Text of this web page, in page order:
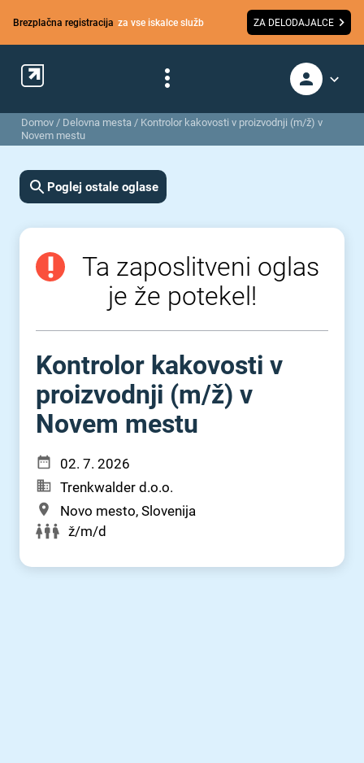
Brezplačna registracija za vse iskalce služb ZA DELODAJALCE
Domov / Delovna mesta / Kontrolor kakovosti v proizvodnji (m/ž) v
Novem mestu
Poglej ostale oglase
Ta zaposlitveni oglas
je že potekel!
Kontrolor kakovosti v
proizvodnji (m⁠/⁠ž) v
Novem mestu
02. 7. 2026
Trenkwalder d.o.o.
Novo mesto, Slovenija
ž/m/d